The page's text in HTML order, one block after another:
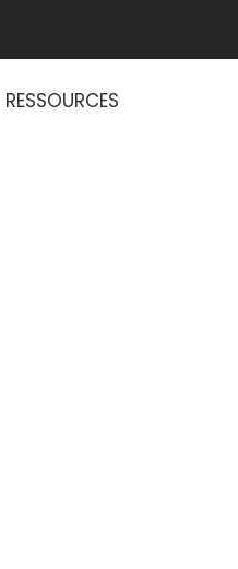
RESSOURCES